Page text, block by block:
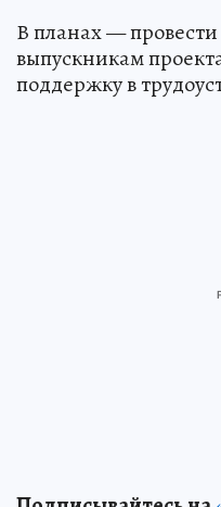
В планах —
выпускникам
поддержку в